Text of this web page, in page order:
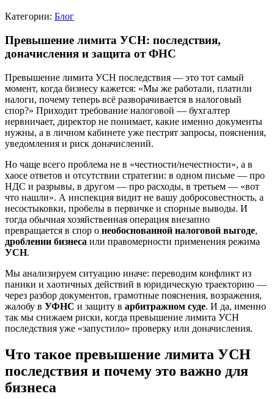
Категории: Блог
Превышение лимита УСН: последствия,
доначисления и защита от ФНС
Превышение лимита УСН последствия — это тот самый
момент, когда бизнесу кажется: «Мы же работали, платили
налоги, почему теперь всё разворачивается в налоговый
спор?» Приходит требование налоговой — бухгалтер
нервничает, директор не понимает, какие именно документы
нужны, а в личном кабинете уже пестрят запросы, пояснения,
уведомления и риск доначислений.
Но чаще всего проблема не в «честности/нечестности», а в
хаосе ответов и отсутствии стратегии: в одном письме — про
НДС и разрывы, в другом — про расходы, в третьем — «вот
что нашли». А инспекция видит не вашу добросовестность, а
несостыковки, пробелы в первичке и спорные выводы. И
тогда обычная хозяйственная операция внезапно
превращается в спор о необоснованной налоговой выгоде,
дроблении бизнеса или правомерности применения режима
УСН.
Мы анализируем ситуацию иначе: переводим конфликт из
паники и хаотичных действий в юридическую траекторию —
через разбор документов, грамотные пояснения, возражения,
жалобу в УФНС и защиту в арбитражном суде. И да, именно
так мы снижаем риски, когда превышение лимита УСН
последствия уже «запустило» проверку или доначисления.
Что такое превышение лимита УСН
последствия и почему это важно для
бизнеса